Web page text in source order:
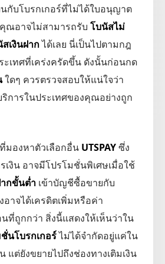
กับโบรกเกอร์ที่ไม่ได้ใบอนุญาต
ณอาจไม่สามารถรับ โบนัสไม่
เงินฝากได้เลย นี่เป็นไปตามกฎ
ะเทศที่เคร่งครัดขึ้น ดังนั้นก่อนกด
ใดๆ ควรตรวจสอบให้แน่ใจว่า
การในประเทศของคุณอย่างถูก
มองหาตัวเลือกอื่น UTSPAYซึ่ง
เงิน อาจมีโปรโมชั่นพิเศษเมื่อใช้
ากขั้นต่ำ เข้าบัญชีซื้อขายกับ
อาจได้เครดิตเพิ่มหรือค่า
ที่ถูกกว่า สิ่งนี้แสดงให้เห็นว่าใน
นโบรกเกอร์ไม่ได้จำกัดอยู่แค่ใน
แต่ยังขยายไปถึงช่องทางเติมเงิน